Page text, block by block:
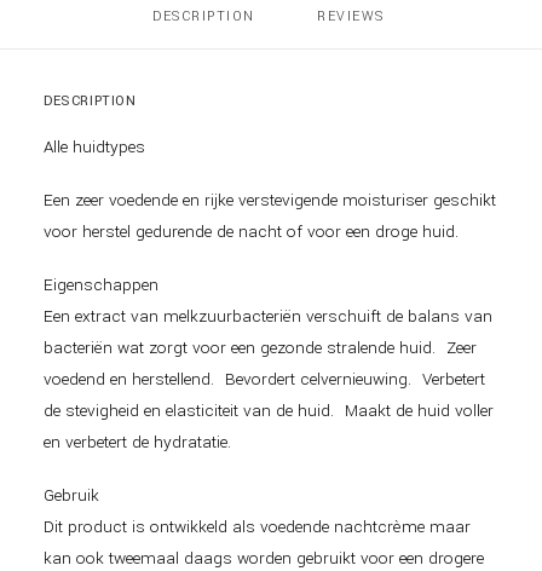
DESCRIPTION REVIEWS
DESCRIPTION
Alle huidtypes
Een zeer voedende en rijke verstevigende moisturiser geschikt
voor herstel gedurende de nacht of voor een droge huid.
Eigenschappen
Een extract van melkzuurbacteriën verschuift de balans van
bacteriën wat zorgt voor een gezonde stralende huid. Zeer
voedend en herstellend. Bevordert celvernieuwing. Verbetert
de stevigheid en elasticiteit van de huid. Maakt de huid voller
en verbetert de hydratatie.
Gebruik
Dit product is ontwikkeld als voedende nachtcrème maar
kan ook tweemaal daags worden gebruikt voor een drogere